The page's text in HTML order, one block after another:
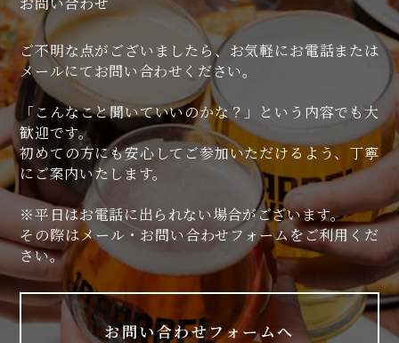
ご不明な点がございましたら、お気軽にお電話または
メールにてお問い合わせください。
「こんなこと聞いていいのかな？」という内容でも大
歓迎です。
初めての方にも安心してご参加いただけるよう、丁寧
にご案内いたします。
※平日はお電話に出られない場合がございます。
その際はメール・お問い合わせフォームをご利用くだ
さい。
お問い合わせフォームへ